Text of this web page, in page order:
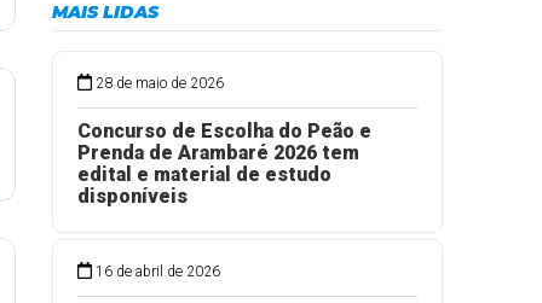
MAIS LIDAS
28 de maio de 2026
Concurso de Escolha do Peão e
Prenda de Arambaré 2026 tem
edital e material de estudo
disponíveis
16 de abril de 2026